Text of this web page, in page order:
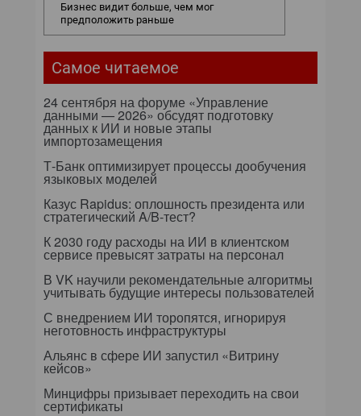
Бизнес видит больше, чем мог
предположить раньше
Самое читаемое
24 сентября на форуме «Управление
данными — 2026» обсудят подготовку
данных к ИИ и новые этапы
импортозамещения
Т-Банк оптимизирует процессы дообучения
языковых моделей
Казус Rapidus: оплошность президента или
стратегический A/B-тест?
К 2030 году расходы на ИИ в клиентском
сервисе превысят затраты на персонал
В VK научили рекомендательные алгоритмы
учитывать будущие интересы пользователей
С внедрением ИИ торопятся, игнорируя
неготовность инфраструктуры
Альянс в сфере ИИ запустил «Витрину
кейсов»
Минцифры призывает переходить на свои
сертификаты